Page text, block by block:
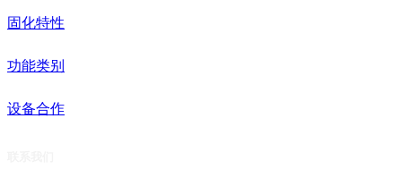
固化特性
功能类别
设备合作